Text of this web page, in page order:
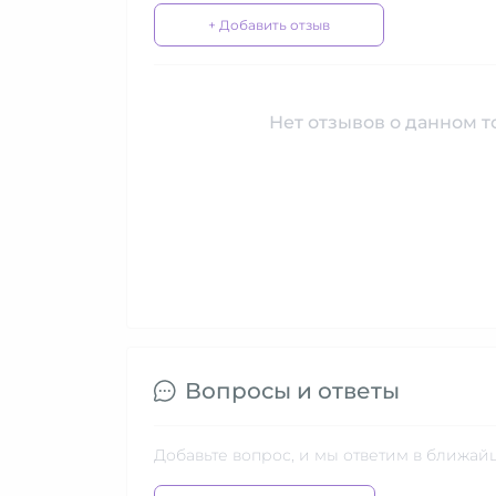
+ Добавить отзыв
Нет отзывов о данном
Вопросы и ответы
Добавьте вопрос, и мы ответим в